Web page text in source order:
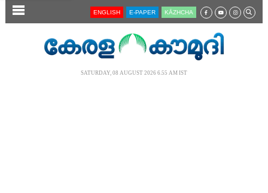
SECTIONS ENGLISH E-PAPER KĀZHCHA
SATURDAY, 08 AUGUST 2026 6.55 AM IST